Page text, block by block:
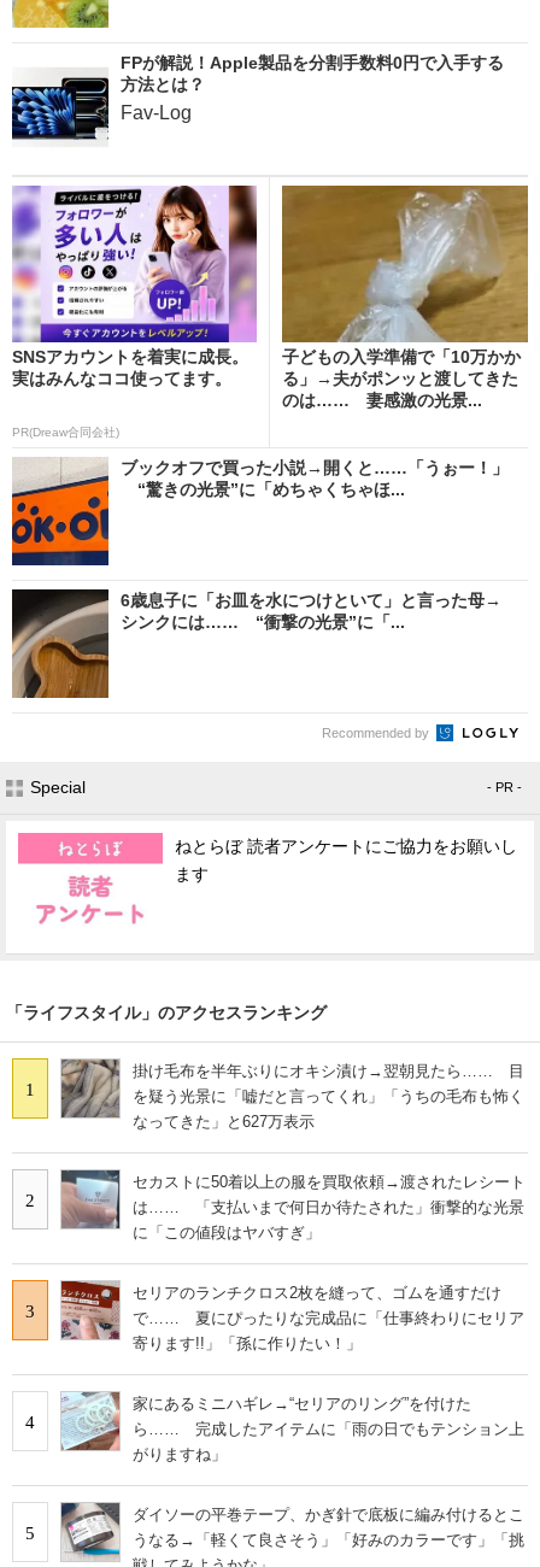
FPが解説！Apple製品を分割手数料0円で入手する
方法とは？
Fav-Log
SNSアカウントを着実に成長。
実はみんなココ使ってます。
PR(Dreaw合同会社)
子どもの入学準備で「10万かか
る」→夫がポンッと渡してきた
のは…… 妻感激の光景...
ブックオフで買った小説→開くと……「うぉー！」
“驚きの光景”に「めちゃくちゃほ...
6歳息子に「お皿を水につけといて」と言った母→
シンクには…… “衝撃の光景”に「...
Recommended by
Special - PR -
ねとらぼ 読者アンケートにご協力をお願いし
ます
「ライフスタイル」のアクセスランキング
1
掛け毛布を半年ぶりにオキシ漬け→翌朝見たら…… 目
を疑う光景に「嘘だと言ってくれ」「うちの毛布も怖く
なってきた」と627万表示
2
セカストに50着以上の服を買取依頼→渡されたレシート
は…… 「支払いまで何日か待たされた」衝撃的な光景
に「この値段はヤバすぎ」
3
セリアのランチクロス2枚を縫って、ゴムを通すだけ
で…… 夏にぴったりな完成品に「仕事終わりにセリア
寄ります!!」「孫に作りたい！」
4
家にあるミニハギレ→“セリアのリング”を付けた
ら…… 完成したアイテムに「雨の日でもテンション上
がりますね」
5
ダイソーの平巻テープ、かぎ針で底板に編み付けるとこ
うなる→「軽くて良さそう」「好みのカラーです」「挑